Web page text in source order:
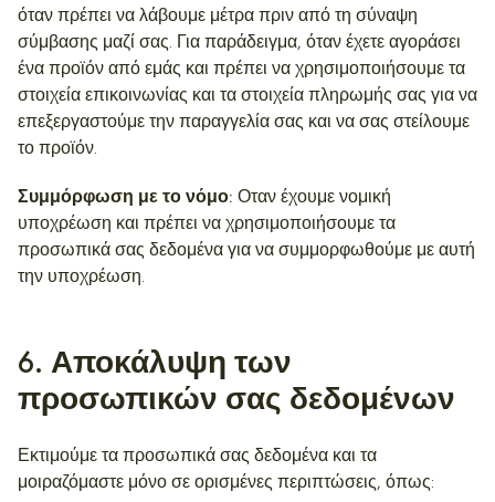
όταν πρέπει να λάβουμε μέτρα πριν από τη σύναψη
σύμβασης μαζί σας. Για παράδειγμα, όταν έχετε αγοράσει
ένα προϊόν από εμάς και πρέπει να χρησιμοποιήσουμε τα
στοιχεία επικοινωνίας και τα στοιχεία πληρωμής σας για να
επεξεργαστούμε την παραγγελία σας και να σας στείλουμε
το προϊόν.
Συμμόρφωση με το νόμο: Οταν έχουμε νομική
υποχρέωση και πρέπει να χρησιμοποιήσουμε τα
προσωπικά σας δεδομένα για να συμμορφωθούμε με αυτή
την υποχρέωση.
6. Αποκάλυψη των
προσωπικών σας δεδομένων
Εκτιμούμε τα προσωπικά σας δεδομένα και τα
μοιραζόμαστε μόνο σε ορισμένες περιπτώσεις, όπως: